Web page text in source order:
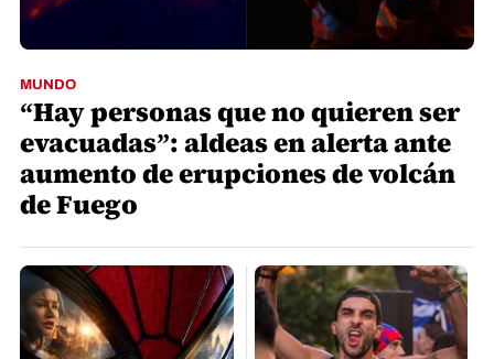
MUNDO
“Hay personas que no quieren ser
evacuadas”: aldeas en alerta ante
aumento de erupciones de volcán
de Fuego